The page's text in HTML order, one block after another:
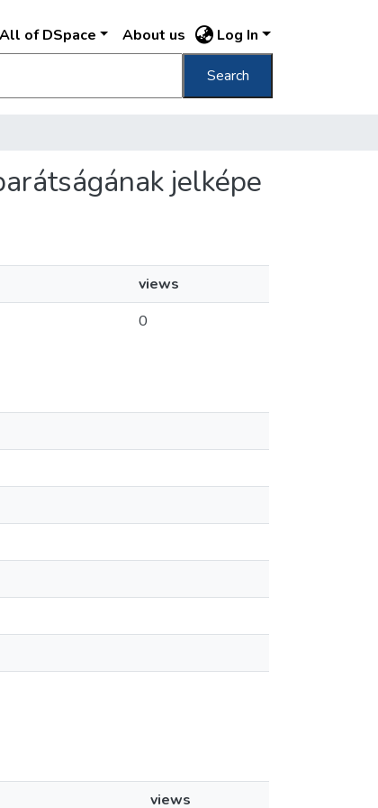
All of DSpace About us Log In
Search
jelképe
views
0
views